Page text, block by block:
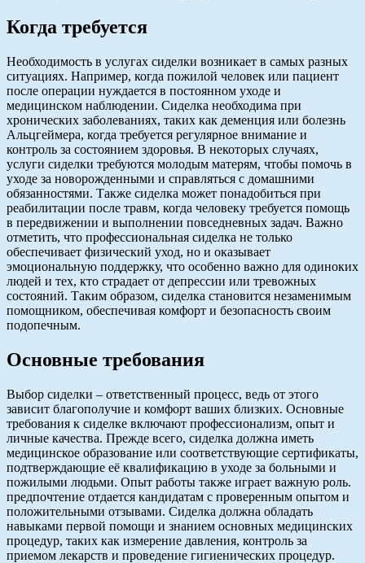
Когда требуется
Необходимость в услугах сиделки возникает в самых разных
ситуациях. Например, когда пожилой человек или пациент
после операции нуждается в постоянном уходе и
медицинском наблюдении. Сиделка необходима при
хронических заболеваниях, таких как деменция или болезнь
Альцгеймера, когда требуется регулярное внимание и
контроль за состоянием здоровья. В некоторых случаях,
услуги сиделки требуются молодым матерям, чтобы помочь в
уходе за новорожденными и справляться с домашними
обязанностями. Также сиделка может понадобиться при
реабилитации после травм, когда человеку требуется помощь
в передвижении и выполнении повседневных задач. Важно
отметить, что профессиональная сиделка не только
обеспечивает физический уход, но и оказывает
эмоциональную поддержку, что особенно важно для одиноких
людей и тех, кто страдает от депрессии или тревожных
состояний. Таким образом, сиделка становится незаменимым
помощником, обеспечивая комфорт и безопасность своим
подопечным.
Основные требования
Выбор сиделки – ответственный процесс, ведь от этого
зависит благополучие и комфорт ваших близких. Основные
требования к сиделке включают профессионализм, опыт и
личные качества. Прежде всего, сиделка должна иметь
медицинское образование или соответствующие сертификаты,
подтверждающие её квалификацию в уходе за больными и
пожилыми людьми. Опыт работы также играет важную роль.
предпочтение отдается кандидатам с проверенным опытом и
положительными отзывами. Сиделка должна обладать
навыками первой помощи и знанием основных медицинских
процедур, таких как измерение давления, контроль за
приемом лекарств и проведение гигиенических процедур.